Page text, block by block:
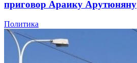
приговор Араику Арутюняну
Политика